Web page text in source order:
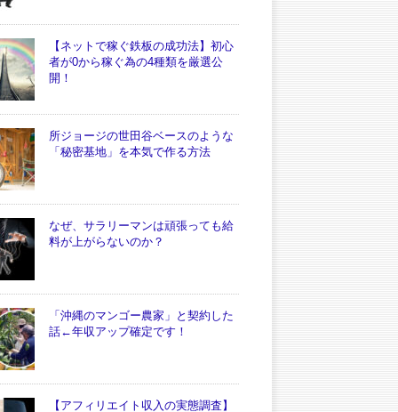
【ネットで稼ぐ鉄板の成功法】初心
者が0から稼ぐ為の4種類を厳選公
開！
所ジョージの世田谷ベースのような
「秘密基地」を本気で作る方法
なぜ、サラリーマンは頑張っても給
料が上がらないのか？
「沖縄のマンゴー農家」と契約した
話←年収アップ確定です！
【アフィリエイト収入の実態調査】